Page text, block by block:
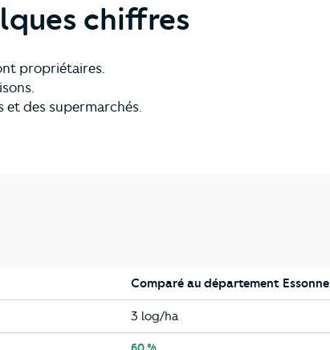
chiffres
propriétaires.
et des supermarchés.
Comparé au département Essonne
Essonne
3 log/ha